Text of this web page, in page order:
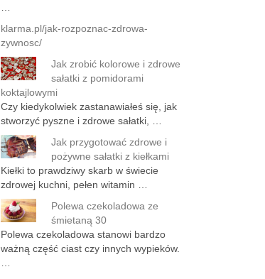
klarma.pl/jak-rozpoznac-zdrowa-
zywnosc/
Jak zrobić kolorowe i zdrowe
sałatki z pomidorami
koktajlowymi
Czy kiedykolwiek zastanawiałeś się, jak
stworzyć pyszne i zdrowe sałatki, …
Jak przygotować zdrowe i
pożywne sałatki z kiełkami
Kiełki to prawdziwy skarb w świecie
zdrowej kuchni, pełen witamin …
Polewa czekoladowa ze
śmietaną 30
Polewa czekoladowa stanowi bardzo
ważną część ciast czy innych wypieków.